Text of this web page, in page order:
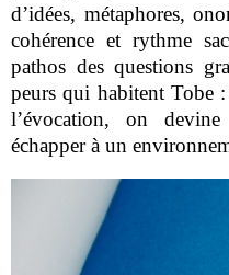
d’idées, métaphores,
cohérence et rythme
pathos des questions
peurs qui habitent Tobe :
l’évocation, on
échapper à un